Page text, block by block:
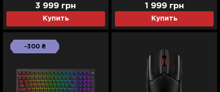
(Black) (UA)
Купить
3 999 грн
(Black) (UA)
Купить
1 999 грн
-300 ₴